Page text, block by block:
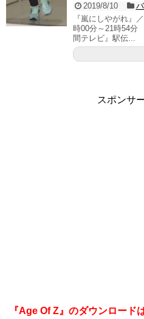
2019/8/10
『嵐にしやがれ』
時00分～21時54分
間テレビ』駅伝...
スポンサ
『Age Of Z』のダウンロード